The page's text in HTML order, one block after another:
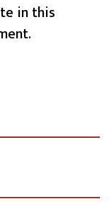
in this